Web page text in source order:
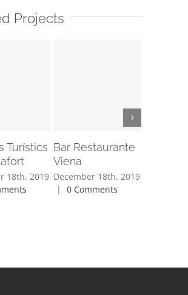
Projects
Turístics
18th, 2019
Bar Restaurante
Viena
December 18th, 2019
|
0 Comments